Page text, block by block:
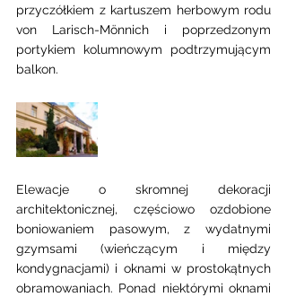
przyczółkiem z kartuszem herbowym rodu
von Larisch-Mönnich i poprzedzonym
portykiem kolumnowym podtrzymującym
balkon.
Elewacje o skromnej dekoracji
architektonicznej, częściowo ozdobione
boniowaniem pasowym, z wydatnymi
gzymsami (wieńczącym i między
kondygnacjami) i oknami w prostokątnych
obramowaniach. Ponad niektórymi oknami